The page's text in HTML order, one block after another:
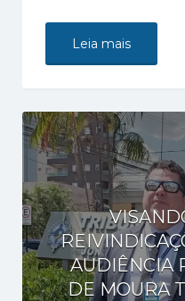
Leia mais
AUDIÊNCIA
DE MOURA